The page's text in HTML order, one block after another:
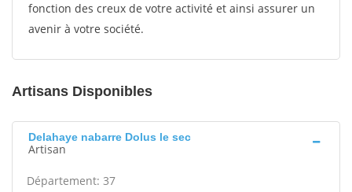
fonction des creux de votre activité et ainsi assurer un
avenir à votre société.
Artisans Disponibles
Delahaye nabarre Dolus le sec
Artisan
Département: 37